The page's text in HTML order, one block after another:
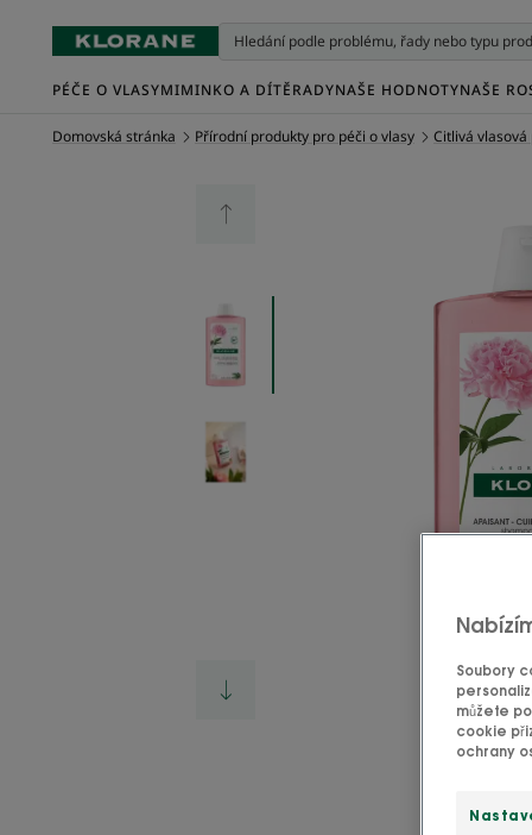
PÉČE O VLASYMIMINKO A DÍTĚRADYNAŠE HODNOTYNAŠE
Domovská stránka Přírodní produkty pro péči o vlasy Citlivá vlasová
Soubory
můžete
cookie
ochrany